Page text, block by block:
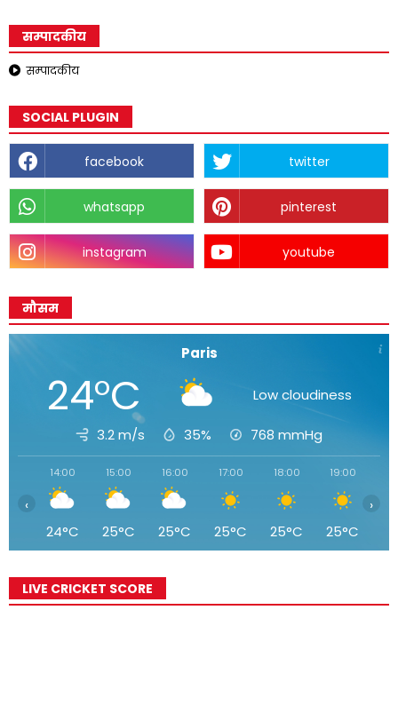
सम्पादकीय
सम्पादकीय
SOCIAL PLUGIN
facebook twitter
whatsapp pinterest
instagram youtube
मौसम
Paris
24°C Low cloudiness
3.2 m/s 35% 768mmHg
14:00
24°C
15:00
25°C
16:00
25°C
17:00
25°C
18:00
25°C
19:00
25°C
‹ ›
LIVE CRICKET SCORE